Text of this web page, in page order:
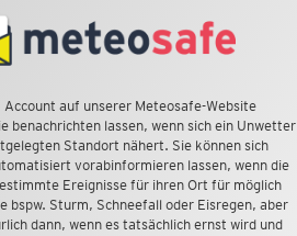
Account auf unserer Meteosafe-Website
benachrichten lassen, wenn sich ein Unwetter
Standort nähert. Sie können sich
vorabinformieren lassen, wenn die
Ereignisse für ihren Ort für möglich
bspw. Sturm, Schneefall oder Eisregen, aber
dann, wenn es tatsächlich ernst wird und